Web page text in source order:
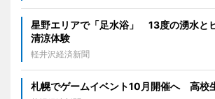
星野エリアで「足水浴」 13度の湧水と
清涼体験
軽井沢経済新聞
札幌でゲームイベント10月開催へ 高校